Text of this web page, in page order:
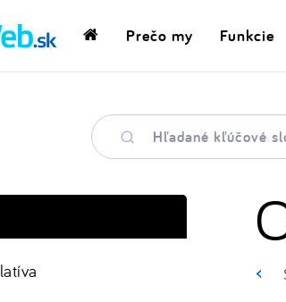
DomovskáPrečo my Funkcie
Hľadané
kľúčové
slovo